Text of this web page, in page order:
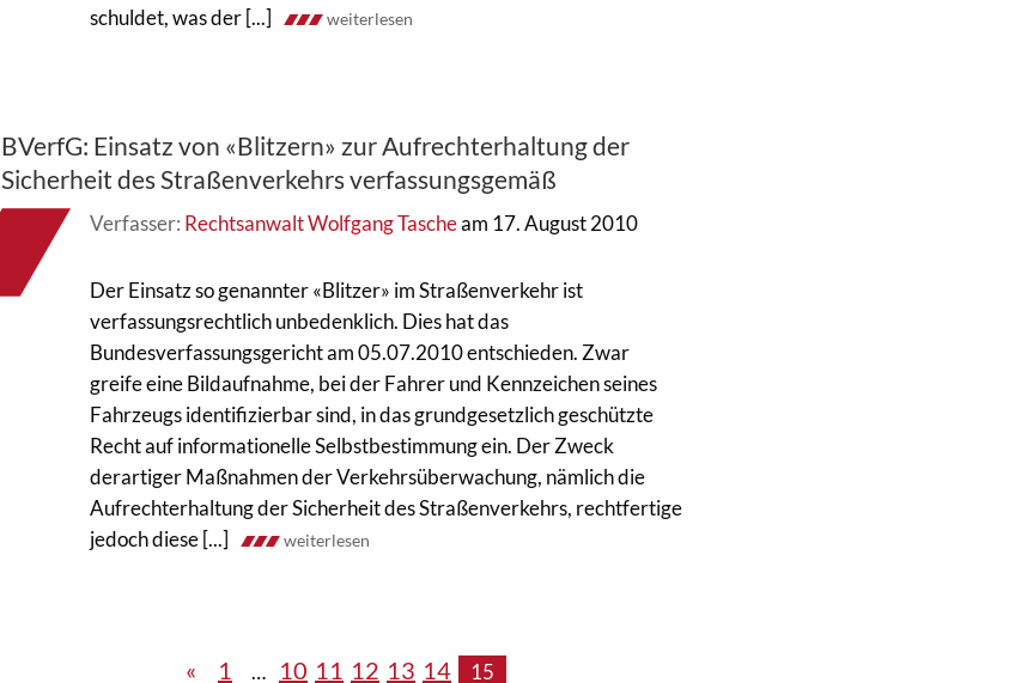
schuldet, was der [...]
weiterlesen
BVerfG: Einsatz von «Blitzern» zur Aufrechterhaltung der
Sicherheit des Straßenverkehrs verfassungsgemäß
Verfasser: Rechtsanwalt Wolfgang Tascheam 17. August 2010
Der Einsatz so genannter «Blitzer» im Straßenverkehr ist
verfassungsrechtlich unbedenklich. Dies hat das
Bundesverfassungsgericht am 05.07.2010 entschieden. Zwar
greife eine Bildaufnahme, bei der Fahrer und Kennzeichen seines
Fahrzeugs identifizierbar sind, in das grundgesetzlich geschützte
Recht auf informationelle Selbstbestimmung ein. Der Zweck
derartiger Maßnahmen der Verkehrsüberwachung, nämlich die
Aufrechterhaltung der Sicherheit des Straßenverkehrs, rechtfertige
jedoch diese [...]
weiterlesen
« 1 … 10 11 12 13 14 15